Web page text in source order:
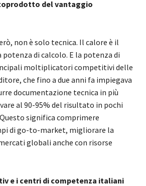
del vantaggio
non è solo tecnica. Il calore è il
di calcolo. E la potenza di
moltiplicatori competitivi delle
che fino a due anni fa impiegava
documentazione tecnica in più
al 90-95% del risultato in pochi
significa comprimere
di go-to-market, migliorare la
globali anche con risorse
e i centri di competenza italiani